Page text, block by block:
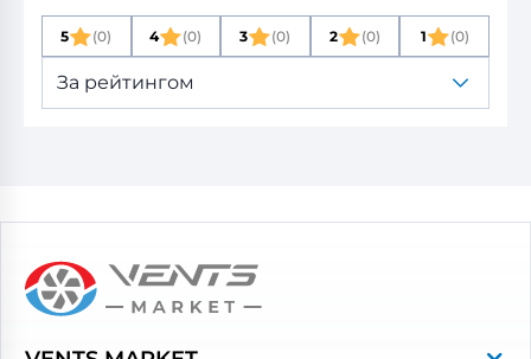
5 (0) 4 (0) 3 (0) 2 (0) 1 (0)
За рейтингом